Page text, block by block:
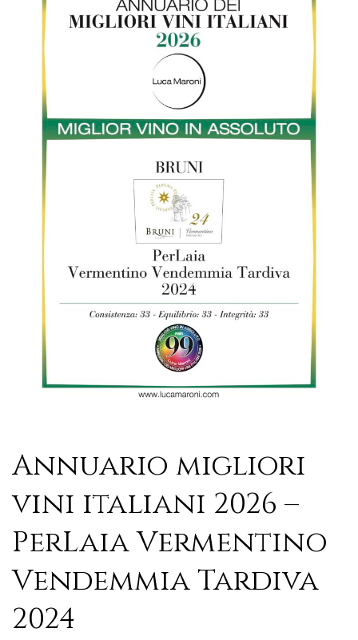
Annuario migliori
vini italiani 2026 –
PerLaia Vermentino
Vendemmia Tardiva
2024